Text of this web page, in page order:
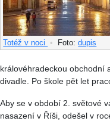
Totéž v noci • Foto:dupis
královéhradeckou obchodní
divadle. Po škole pět let
Aby se v období 2. světové
nasazení v Říši, odešel v